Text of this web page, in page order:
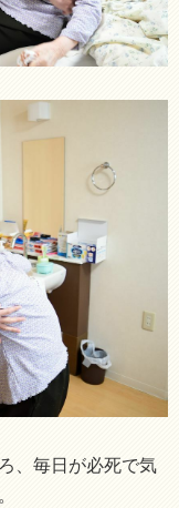
、毎日が必死で気